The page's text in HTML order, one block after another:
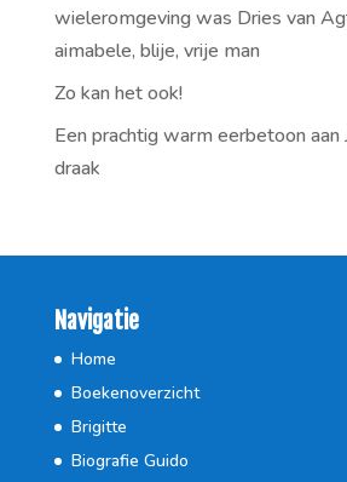
wieleromgeving was Dries van
aimabele, blije, vrije man
Zo kan het ook!
Een prachtig warm eerbetoon aan
draak
Navigatie
Home
Boekenoverzicht
Brigitte
Biografie Guido